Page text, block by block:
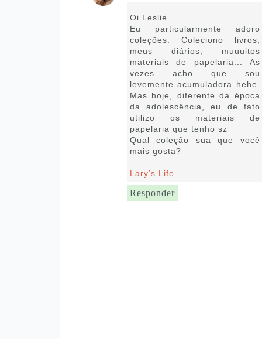
Oi Leslie
Eu particularmente adoro
coleções. Coleciono livros,
meus diários, muuuitos
materiais de papelaria... As
vezes acho que sou
levemente acumuladora hehe.
Mas hoje, diferente da época
da adolescência, eu de fato
utilizo os materiais de
papelaria que tenho sz
Qual coleção sua que você
mais gosta?
Lary’s Life
Responder